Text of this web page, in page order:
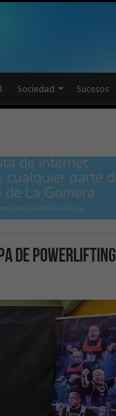
Sociedad Sucesos
de Powerlifting